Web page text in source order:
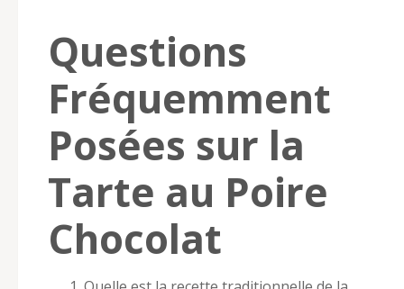
Questions
Fréquemment
Posées sur la
Tarte au Poire
Chocolat